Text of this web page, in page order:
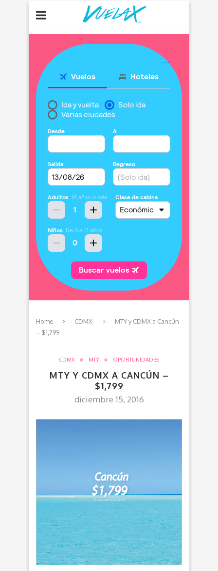
Home CDMX
MTY y CDMX a Cancún
– $1,799
CDMX MTY OPORTUNIDADES
MTY Y CDMX A CANCÚN –
$1,799
diciembre 15, 2016